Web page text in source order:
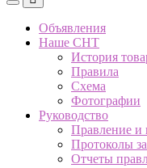
Переключить
меню
Переключить
поле
поиска
Объявления
Наше СНТ
История
Правила
Схема
Фотографии
Руководство
Правление и
Протоколы
Отчеты